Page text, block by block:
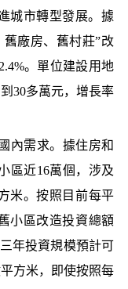
城市轉型發展。據
廠房、舊村莊”改
。單位建設用地
30多萬元，增長率
需求。據住房和
區近16萬個，涉及
米。按照目前每平
小區改造投資總額
年投資規模預計可
方米，即使按照每